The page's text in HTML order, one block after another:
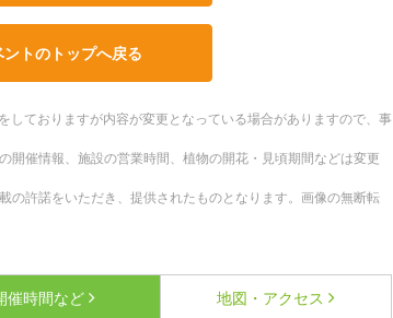
ントのトップへ戻る
ておりますが内容が変更となっている場合がありますので、事
催情報、施設の営業時間、植物の開花・見頃期間などは変更
許諾をいただき、提供されたものとなります。画像の無断転
催時間など 地図・アクセス